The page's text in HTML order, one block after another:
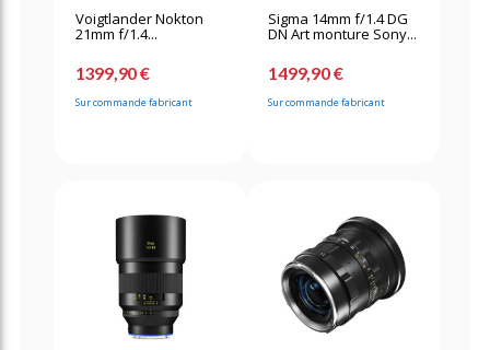
Voigtlander Nokton
21mm f/1.4...
1399,90 €
Sur commande fabricant
Sigma 14mm f/1.4 DG
DN Art monture Sony...
1499,90 €
Sur commande fabricant